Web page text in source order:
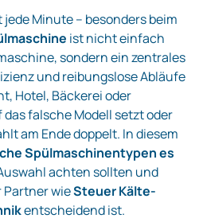
Minute – besonders beim
ist nicht einfach
sondern ein zentrales
und reibungslose Abläufe
Hotel, Bäckerei oder
falsche Modell setzt oder
am Ende doppelt. In diesem
Spülmaschinentypen es
achten sollten und
Partner wieSteuer Kälte-
entscheidend ist.